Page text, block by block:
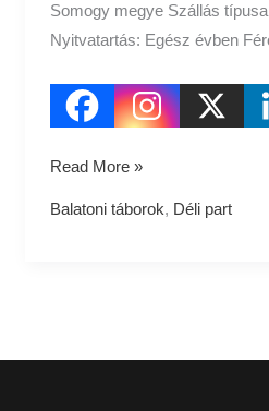
Somogy megye Szállás
Nyitvatartás: Egész évben
Read More »
Balatoni táborok, Déli part